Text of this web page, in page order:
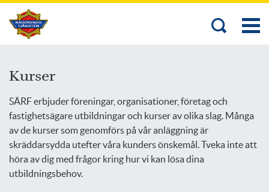
Kurser
SÄRF erbjuder föreningar, organisationer, företag och
fastighetsägare utbildningar och kurser av olika slag. Många
av de kurser som genomförs på vår anläggning är
skräddarsydda utefter våra kunders önskemål. Tveka inte att
höra av dig med frågor kring hur vi kan lösa dina
utbildningsbehov.